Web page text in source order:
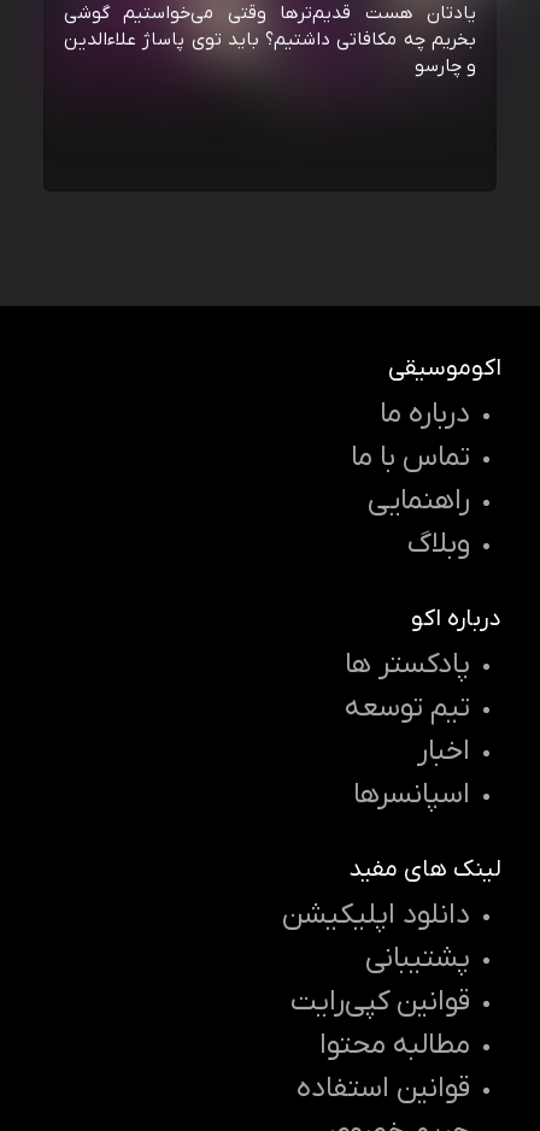
یادتان هست قدیم‌ترها وقتی می‌خواستیم گوشی
بخریم چه مکافاتی داشتیم؟ باید توی پاساژ علاءالدین
و چارسو
اکوموسیقی
درباره ما
تماس با ما
راهنمایی
وبلاگ
درباره اکو
پادکستر ها
تیم توسعه
اخبار
اسپانسرها
لینک های مفید
دانلود اپلیکیشن
پشتیبانی
قوانین کپی‌رایت
مطالبه محتوا
قوانین استفاده